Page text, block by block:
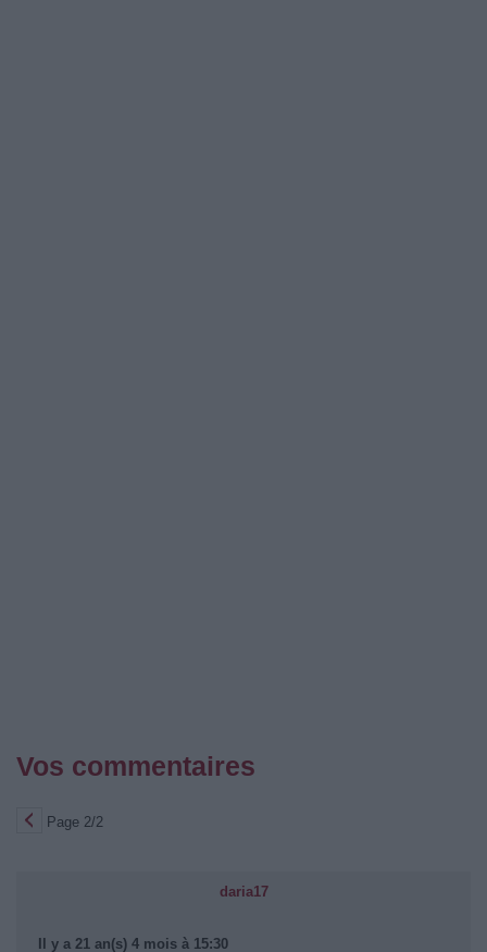
Vos commentaires
Page 2/2
daria17
Il y a 21 an(s) 4 mois à 15:30